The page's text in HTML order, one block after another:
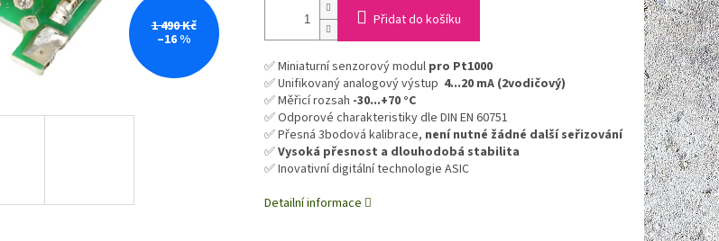
1 490 Kč
–16 %
Přidat do košíku
✅ Miniaturní senzorový modul pro Pt1000
✅ Unifikovaný analogový výstup 4...20 mA (2vodičový)
✅ Měřicí rozsah -30...+70 °C
✅ Odporové charakteristiky dle DIN EN 60751
✅ Přesná 3bodová kalibrace, není nutné žádné další seřizování
✅Vysoká přesnost a dlouhodobá stabilita
✅ Inovativní digitální technologie ASIC
Detailní informace